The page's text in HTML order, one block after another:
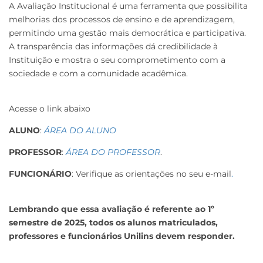
A Avaliação Institucional é uma ferramenta que possibilita
melhorias dos processos de ensino e de aprendizagem,
permitindo uma gestão mais democrática e participativa.
A transparência das informações dá credibilidade à
Instituição e mostra o seu comprometimento com a
sociedade e com a comunidade acadêmica.
Acesse o link abaixo
ALUNO:ÁREA DO ALUNO
PROFESSOR:ÁREA DO PROFESSOR.
FUNCIONÁRIO: Verifique as orientações no seu e-mail.
Lembrando que essa avaliação é referente ao 1º
semestre de 2025, todos os alunos matriculados,
professores e funcionários Unilins devem responder.